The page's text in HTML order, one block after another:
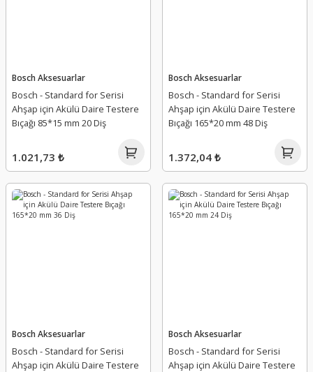
Bosch Aksesuarlar
Bosch - Standard for Serisi
Ahşap için Akülü Daire Testere
Bıçağı 85*15 mm 20 Diş
1.021,73 ₺
Bosch Aksesuarlar
Bosch - Standard for Serisi
Ahşap için Akülü Daire Testere
Bıçağı 165*20 mm 48 Diş
1.372,04 ₺
Bosch Aksesuarlar
Bosch - Standard for Serisi
Ahşap için Akülü Daire Testere
Bosch Aksesuarlar
Bosch - Standard for Serisi
Ahşap için Akülü Daire Testere